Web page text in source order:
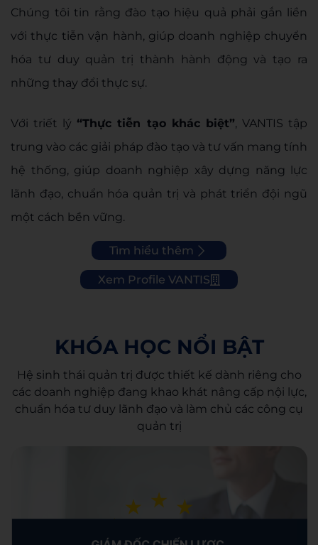
Chúng tôi tin rằng đào tạo hiệu quả phải gắn liền
với thực tiễn vận hành, giúp doanh nghiệp chuyển
hóa tư duy quản trị thành hành động và tạo ra
những thay đổi thực sự.
Với triết lý “Thực tiễn tạo khác biệt”, VANTIS tập
trung vào các giải pháp đào tạo và tư vấn mang tính
hệ thống, giúp doanh nghiệp xây dựng năng lực
lãnh đạo, chuẩn hóa quản trị và phát triển đội ngũ
một cách bền vững.
Tìm hiểu thêm
Xem Profile VANTIS
KHÓA HỌC NỔI BẬT
Hệ sinh thái quản trị được thiết kế dành riêng cho
các doanh nghiệp đang khao khát nâng cấp nội lực,
chuẩn hóa tư duy lãnh đạo và làm chủ các công cụ
quản trị